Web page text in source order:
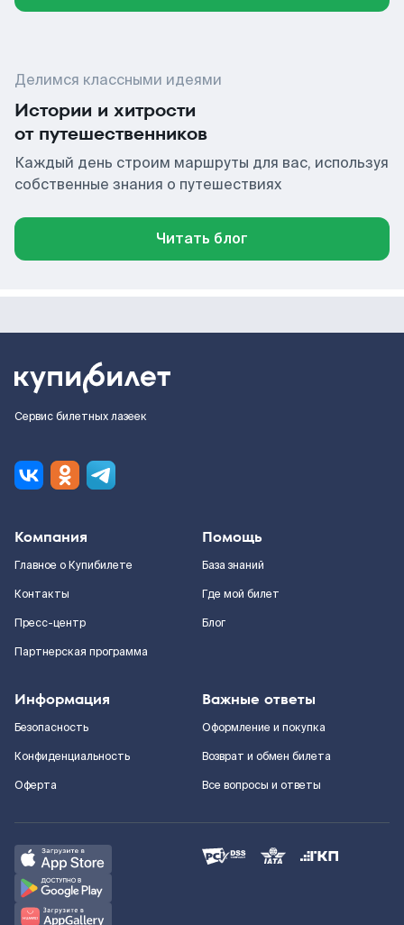
Делимся классными идеями
Истории и хитрости
от путешественников
Каждый день строим маршруты для вас, используя
собственные знания о путешествиях
Читать блог
Сервис билетных лазеек
Компания
Главное о Купибилете
Контакты
Пресс-центр
Партнерская программа
Помощь
База знаний
Где мой билет
Блог
Информация
Безопасность
Конфиденциальность
Оферта
Важные ответы
Оформление и покупка
Возврат и обмен билета
Все вопросы и ответы